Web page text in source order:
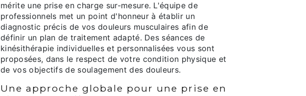
mérite une prise en charge sur-mesure. L'équipe de
professionnels met un point d'honneur à établir un
diagnostic précis de vos douleurs musculaires afin de
définir un plan de traitement adapté. Des séances de
kinésithérapie individuelles et personnalisées vous sont
proposées, dans le respect de votre condition physique et
de vos objectifs de soulagement des douleurs.
Une approche globale pour une prise en